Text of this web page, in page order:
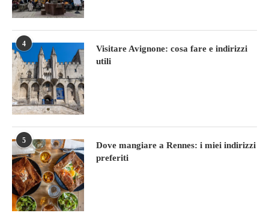
4
Visitare Avignone: cosa fare e indirizzi
utili
5
Dove mangiare a Rennes: i miei indirizzi
preferiti